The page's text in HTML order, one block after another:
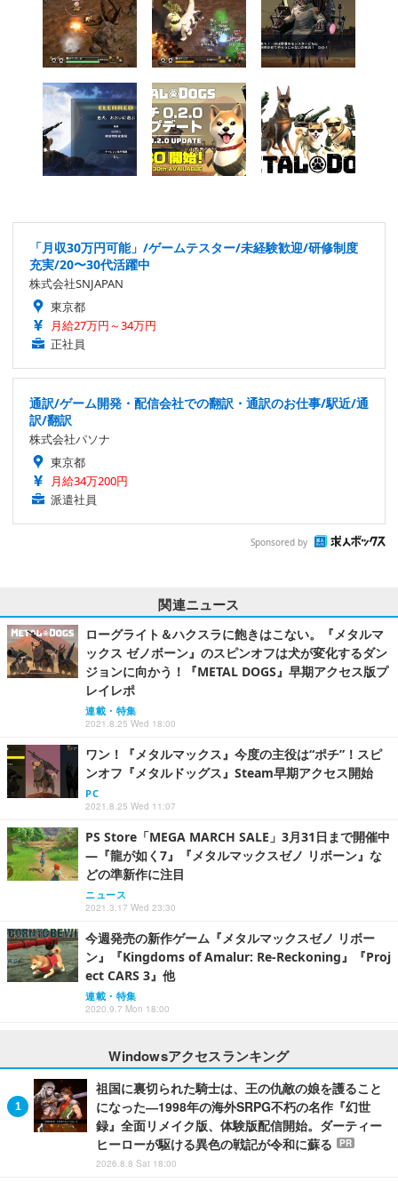
「月収30万円可能」/ゲームテスター/未経験歓迎/研修制度
充実/20〜30代活躍中
株式会社SNJAPAN
東京都
月給27万円～34万円
正社員
通訳/ゲーム開発・配信会社での翻訳・通訳のお仕事/駅近/通
訳/翻訳
株式会社パソナ
東京都
月給34万200円
派遣社員
Sponsored by
関連ニュース
ローグライト＆ハクスラに飽きはこない。『メタルマ
ックス ゼノボーン』のスピンオフは犬が変化するダン
ジョンに向かう！『METAL DOGS』早期アクセス版プ
レイレポ
連載・特集
2021.8.25 Wed 18:00
ワン！『メタルマックス』今度の主役は“ポチ”！スピ
ンオフ『メタルドッグス』Steam早期アクセス開始
PC
2021.8.25 Wed 11:07
PS Store「MEGA MARCH SALE」3月31日まで開催中
―『龍が如く7』『メタルマックスゼノ リボーン』な
どの準新作に注目
ニュース
2021.3.17 Wed 23:30
今週発売の新作ゲーム『メタルマックスゼノ リボー
ン』『Kingdoms of Amalur: Re-Reckoning』『Proj
ect CARS 3』他
連載・特集
2020.9.7 Mon 18:00
Windowsアクセスランキング
祖国に裏切られた騎士は、王の仇敵の娘を護ること
になった―1998年の海外SRPG不朽の名作『幻世
録』全面リメイク版、体験版配信開始。ダーティー
ヒーローが駆ける異色の戦記が令和に蘇る
PR
2026.8.8 Sat 18:00